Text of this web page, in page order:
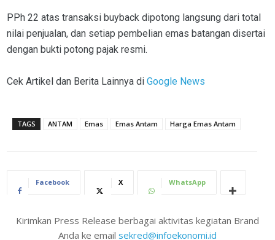
PPh 22 atas transaksi buyback dipotong langsung dari total
nilai penjualan, dan setiap pembelian emas batangan disertai
dengan bukti potong pajak resmi.
Cek Artikel dan Berita Lainnya di Google News
TAGS ANTAM Emas Emas Antam Harga Emas Antam
Facebook X WhatsApp
Kirimkan Press Release berbagai aktivitas kegiatan Brand
Anda ke email sekred@infoekonomi.id